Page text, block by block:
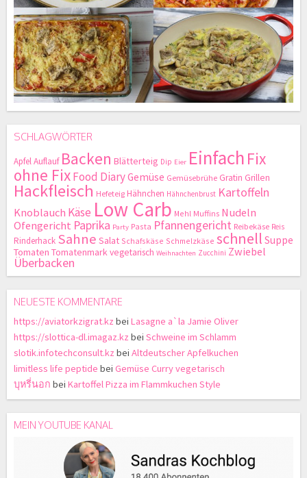
SCHLAGWÖRTER
ApfelAuflauf Backen Blätterteig Dip Eier Einfach Fix
ohne FixFood DiaryGemüse Gemüsebrühe Gratin Grillen
Hackfleisch Hefeteig Hähnchen Hähnchenbrust Kartoffeln
Knoblauch Käse Low Carb Mehl Muffins Nudeln
Ofengericht Paprika Party Pasta Pfannengericht Reibekäse Reis
Rinderhack Sahne Salat Schafskäse Schmelzkäse schnell Suppe
Tomaten Tomatenmarkvegetarisch Weihnachten Zucchini Zwiebel
Überbacken
NEUESTE KOMMENTARE
https://aviatorkzigrat.kz bei Lasagne a`la Jamie Oliver
https://slottica-dl.imagaz.kz bei Schweine im Schlamm
slotik.infotechconsult.kz bei Altdeutscher Apfelkuchen
limitless life peptide bei Gemüse Curry vegetarisch
บุหรี่นอก bei Kartoffel Pizza im Flammkuchen Style
MEIN YOUTUBE KANAL